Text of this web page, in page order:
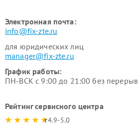
Электронная почта:
info@fix-zte.ru
для юридических лиц
manager@fix-zte.ru
График работы:
ПН-ВСК с 9:00 до 21:00 без
Рейтинг сервисного центра
4.9-5.0